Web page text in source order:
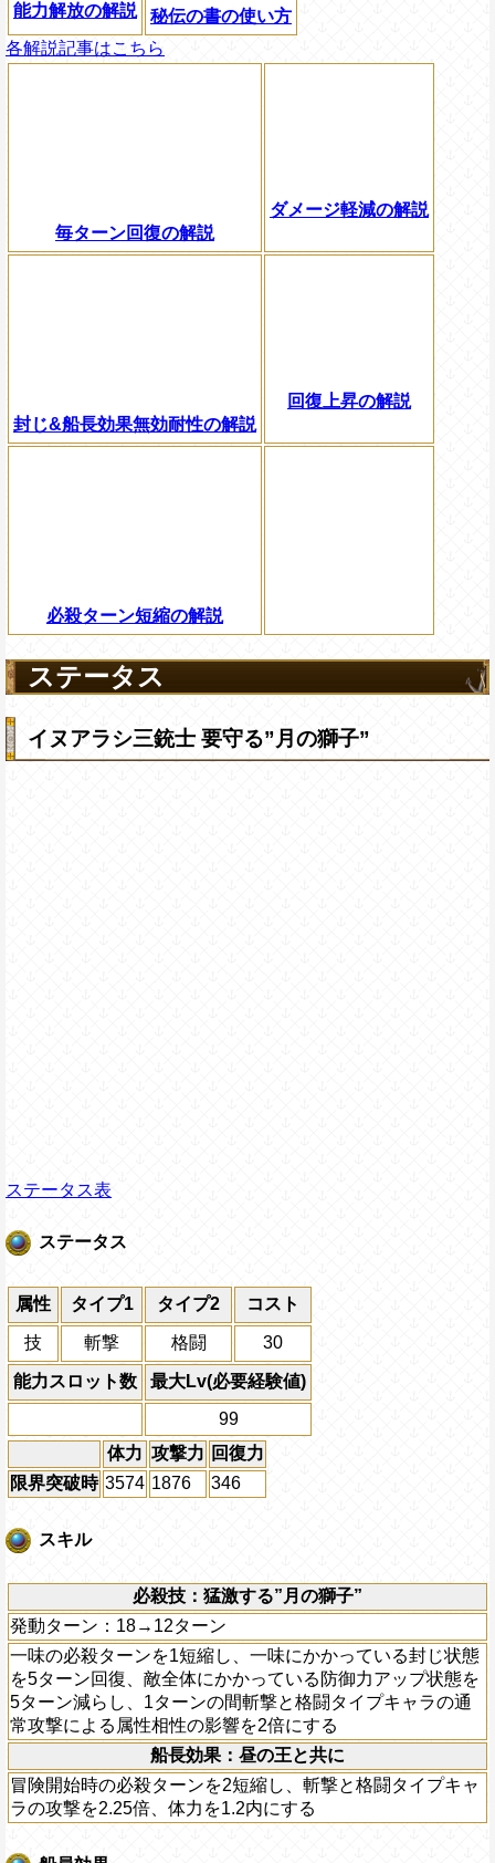
能力解放の解説
秘伝の書の使い方
各解説記事はこちら
毎ターン回復の解説
ダメージ軽減の解説
封じ&船長効果無効耐性の解説
回復上昇の解説
必殺ターン短縮の解説
ステータス
イヌアラシ三銃士 要守る”月の獅子”
ステータス表
ステータス
属性 タイプ1 タイプ2 コスト
技 斬撃 格闘 30
能力スロット数
最大Lv(必要経験値)
99
体力 攻撃力 回復力
限界突破時 3574 1876 346
スキル
必殺技：猛激する”月の獅子”
発動ターン：18→12ターン
一味の必殺ターンを1短縮し、一味にかかっている封じ状態
を5ターン回復、敵全体にかかっている防御力アップ状態を
5ターン減らし、1ターンの間斬撃と格闘タイプキャラの通
常攻撃による属性相性の影響を2倍にする
船長効果：昼の王と共に
冒険開始時の必殺ターンを2短縮し、斬撃と格闘タイプキャ
ラの攻撃を2.25倍、体力を1.2内にする